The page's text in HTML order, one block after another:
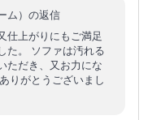
ム）の返信
仕上がりにもご満足
た。 ソファは汚れる
ただき、又お力にな
りがとうございまし